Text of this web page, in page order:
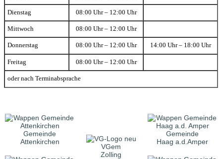
Dienstag 08:00 Uhr – 12:00 Uhr
Mittwoch 08:00 Uhr – 12:00 Uhr
Donnerstag 08:00 Uhr – 12:00 Uhr 14:00 Uhr – 18:00 Uhr
Freitag 08:00 Uhr – 12:00 Uhr
oder nach Terminabsprache
Gemeinde
Attenkirchen
VGem
Zolling
Gemeinde
Haag a.d.Amper